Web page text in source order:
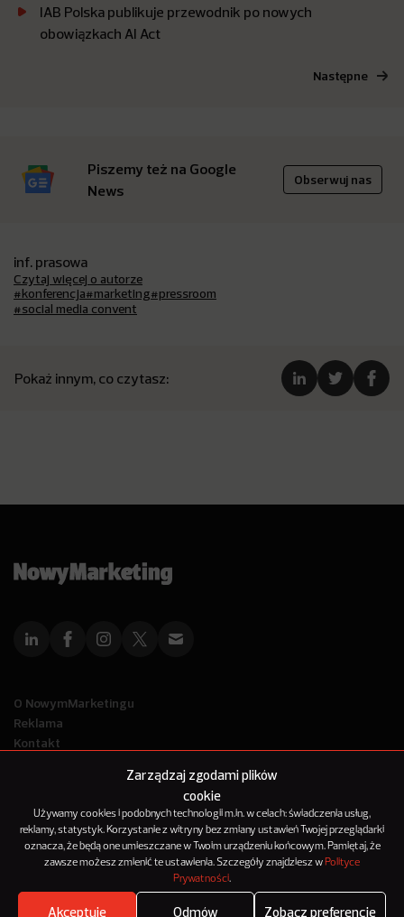
Zarządzaj zgodami plików
cookie
Używamy cookies i podobnych technologii m.in. w celach: świadczenia usług,
reklamy, statystyk. Korzystanie z witryny bez zmiany ustawień Twojej przeglądarki
oznacza, że będą one umieszczane w Twoim urządzeniu końcowym. Pamiętaj, że
zawsze możesz zmienić te ustawienia. Szczegóły znajdziesz w Polityce
Prywatności.
Akceptuję Odmów Zobacz preferencje
IAB Polska publikuje przewodnik po nowych
obowiązkach AI Act
Następne
Piszemy też na Google
News
Obserwuj nas
inf. prasowa
Czytaj więcej o autorze
#konferencja#marketing#pressroom
#social media convent
Pokaż innym, co czytasz:
O NowymMarketingu
Reklama
Kontakt
© 2012-2025
NowyMarketing jest marką 143Media Sp. z o.o.